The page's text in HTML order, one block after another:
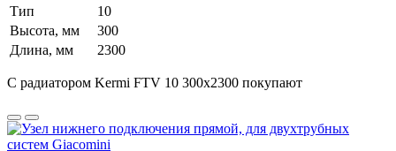
Тип
10
Высота, мм
300
Длина, мм
2300
С радиатором Kermi FTV 10 300х2300 покупают